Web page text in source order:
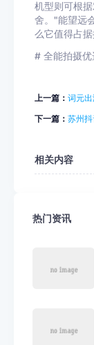
机型则可根
舍。"能望远
么它值得占据
# 全能拍摄优
上一篇： 词元
下一篇： 苏州
相关内容
热门资讯